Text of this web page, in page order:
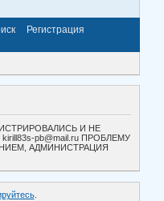
Регистрация
И НЕ
pb@mail.ru ПРОБЛЕМУ
АДМИНИСТРАЦИЯ
.